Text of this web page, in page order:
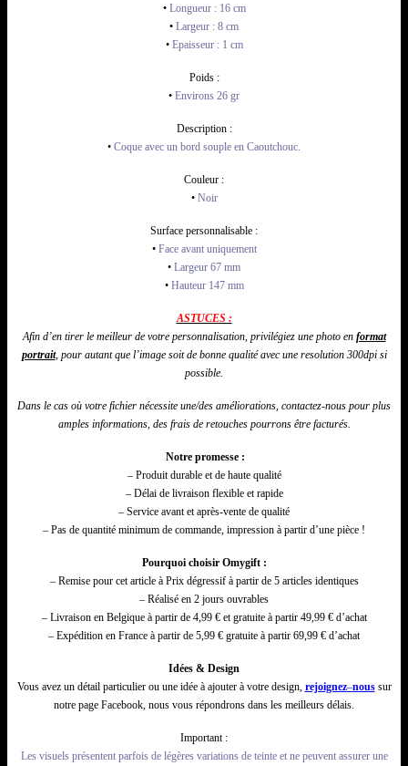
•Longueur : 16 cm
• Largeur : 8 cm
•Epaisseur : 1 cm
Poids :
• Environs 26 gr
Description :
• Coque avec un bord souple en Caoutchouc.
Couleur :
•Noir
Surface personnalisable :
•Face avant uniquement
• Largeur 67 mm
•Hauteur 147 mm
ASTUCES :
Afin d’en tirer le meilleur de votre personnalisation, privilégiez une photo en format
portrait, pour autant que l’image soit de bonne qualité avec une resolution 300dpi si
possible.
Dans le cas où votre fichier nécessite une/des améliorations, contactez-nous pour plus
amples informations, des frais de retouches pourrons être facturés.
Notre promesse :
– Produit durable et de haute qualité
– Délai de livraison flexible et rapide
– Service avant et après-vente de qualité
– Pas de quantité minimum de commande, impression à partir d’une pièce !
Pourquoi choisir Omygift :
– Remise pour cet article à Prix dégressif à partir de 5 articles identiques
– Réalisé en 2 jours ouvrables
– Livraison en Belgique à partir de 4,99 € et gratuite à partir 49,99 € d’achat
– Expédition en France à partir de 5,99 € gratuite à partir 69,99 € d’achat
Idées & Design
Vous avez un détail particulier ou une idée à ajouter à votre design, rejoignez–nous sur
notre page Facebook, nous vous répondrons dans les meilleurs délais.
Important :
Les visuels présentent parfois de légères variations de teinte et ne peuvent assurer une